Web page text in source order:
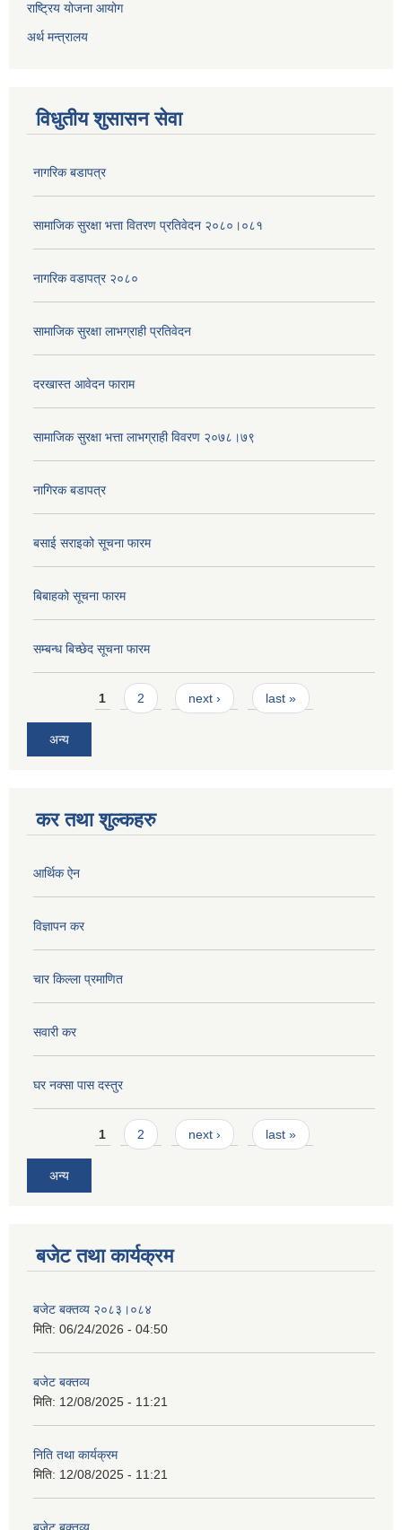
राष्ट्रिय योजना आयोग
अर्थ मन्त्रालय
विधुतीय शुसासन सेवा
नागरिक बडापत्र
सामाजिक सुरक्षा भत्ता वितरण प्रतिवेदन २०८०।०८१
नागरिक वडापत्र २०८०
सामाजिक सुरक्षा लाभग्राही प्रतिवेदन
दरखास्त आवेदन फाराम
सामाजिक सुरक्षा भत्ता लाभग्राही विवरण २०७८।७९
नागिरक बडापत्र
बसाई सराइको सूचना फारम
बिबाहको सूचना फारम
सम्बन्ध बिच्छेद सूचना फारम
Pages1 2 next › last »
अन्य
कर तथा शुल्कहरु
आर्थिक ऐन
विज्ञापन कर
चार किल्ला प्रमाणित
सवारी कर
घर नक्सा पास दस्तुर
Pages1 2 next › last »
अन्य
बजेट तथा कार्यक्रम
बजेट बक्तव्य २०८३।०८४
मिति: 06/24/2026 - 04:50
बजेट बक्तव्य
मिति: 12/08/2025 - 11:21
निति तथा कार्यक्रम
मिति: 12/08/2025 - 11:21